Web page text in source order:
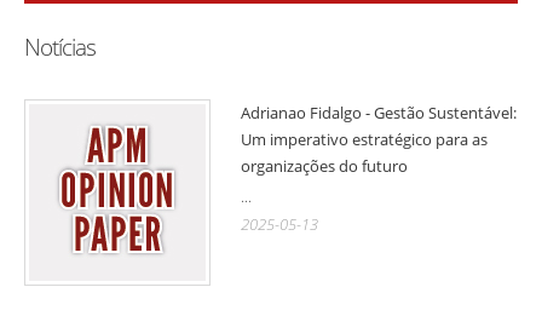
Notícias
Adrianao Fidalgo - Gestão Sustentável:
Um imperativo estratégico para as
organizações do futuro
...
2025-05-13